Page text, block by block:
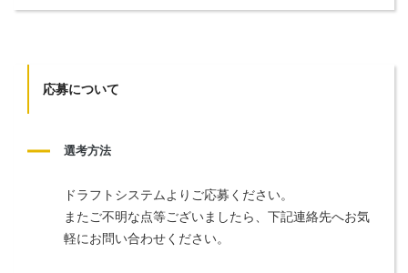
応募について
選考方法
ドラフトシステムよりご応募ください。
またご不明な点等ございましたら、下記連絡先へお気
軽にお問い合わせください。